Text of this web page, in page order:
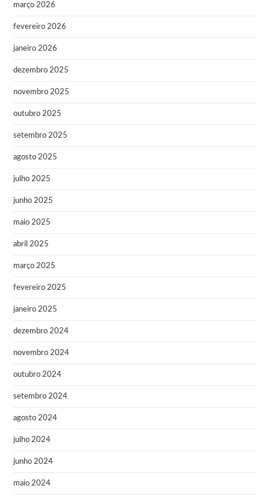
março 2026
fevereiro 2026
janeiro 2026
dezembro 2025
novembro 2025
outubro 2025
setembro 2025
agosto 2025
julho 2025
junho 2025
maio 2025
abril 2025
março 2025
fevereiro 2025
janeiro 2025
dezembro 2024
novembro 2024
outubro 2024
setembro 2024
agosto 2024
julho 2024
junho 2024
maio 2024